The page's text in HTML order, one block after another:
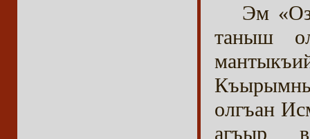
Эм
таныш
олгъан
агъыр